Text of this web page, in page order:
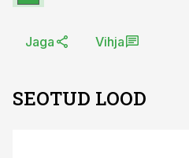
Jaga Vihja
SEOTUD LOOD